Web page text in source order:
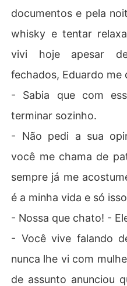
documentos e pela
whisky e tentar
vivi hoje apesar
fechados, Eduardo me
- Sabia que com
terminar sozinho.
- Não pedi a sua
você me chama de
sempre já me
é a minha vida e só
- Nossa que chato! -
- Você vive falando
nunca lhe vi com
de assunto anunciou